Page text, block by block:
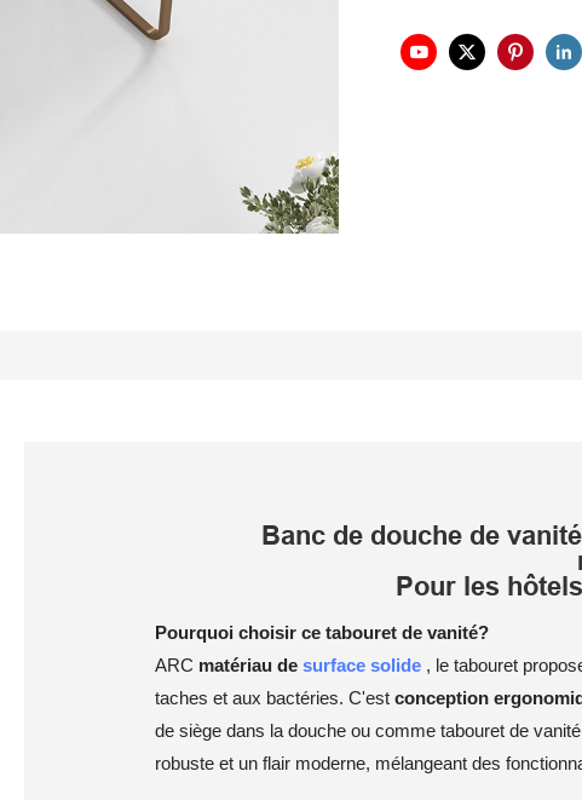
Banc de douche de
Pour les
Pourquoi choisir ce tabouret de vanité?
ARC matériau de surface solide , le tabouret
taches et aux bactéries. C'est conception
de siège dans la douche ou comme tabouret de
robuste et un flair moderne, mélangeant des